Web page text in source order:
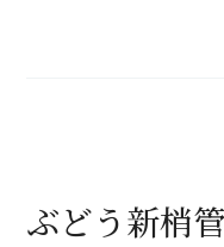
ぶどう新梢